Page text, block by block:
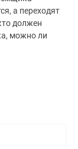
а переходят
должен
можно ли